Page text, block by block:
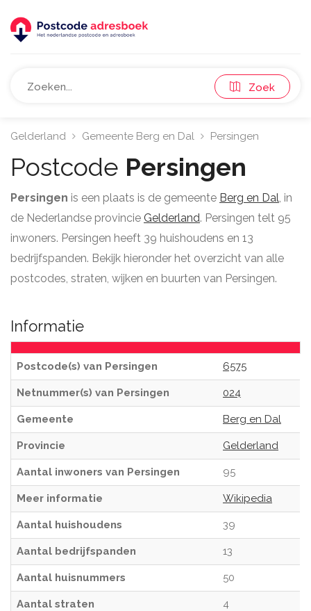
Zoek
Gelderland Gemeente Berg en Dal Persingen
Postcode Persingen
Persingen is een plaats is de gemeente Berg en Dal, in
de Nederlandse provincie Gelderland. Persingen telt 95
inwoners. Persingen heeft 39 huishoudens en 13
bedrijfspanden. Bekijk hieronder het overzicht van alle
postcodes, straten, wijken en buurten van Persingen.
Informatie
Postcode(s) van Persingen 6575
Netnummer(s) van Persingen 024
Gemeente Berg en Dal
Provincie Gelderland
Aantal inwoners van Persingen 95
Meer informatie Wikipedia
Aantal huishoudens 39
Aantal bedrijfspanden 13
Aantal huisnummers 50
Aantal straten 4